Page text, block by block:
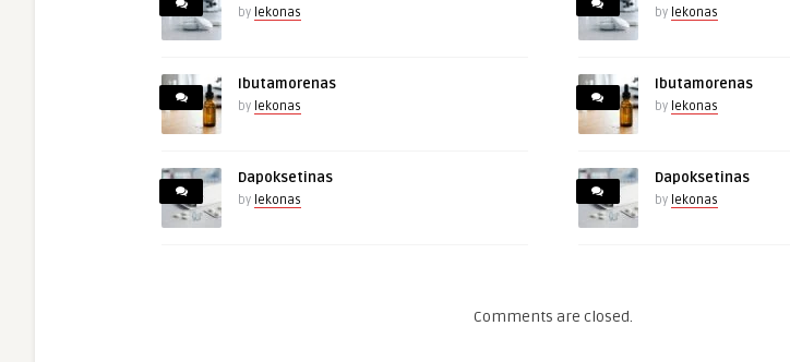
by lekonas
Ibutamorenas
by lekonas
Dapoksetinas
by lekonas
by lekonas
Ibutamorenas
by lekonas
Dapoksetinas
by lekonas
Comments are closed.